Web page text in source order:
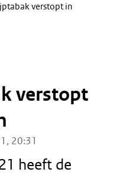
verstopt in
verstopt
20:31
heeft de